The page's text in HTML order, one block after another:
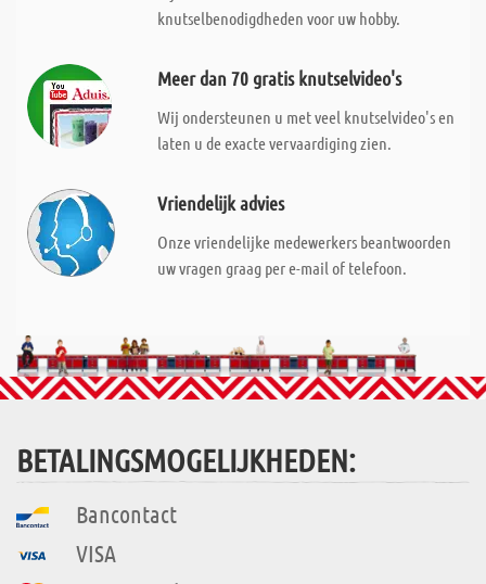
knutselbenodigdheden voor uw hobby.
Meer dan 70 gratis knutselvideo's
Wij ondersteunen u met veel knutselvideo's en
laten u de exacte vervaardiging zien.
Vriendelijk advies
Onze vriendelijke medewerkers beantwoorden
uw vragen graag per e-mail of telefoon.
BETALINGSMOGELIJKHEDEN:
Bancontact
VISA